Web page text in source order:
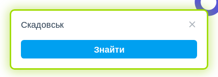
Знайти